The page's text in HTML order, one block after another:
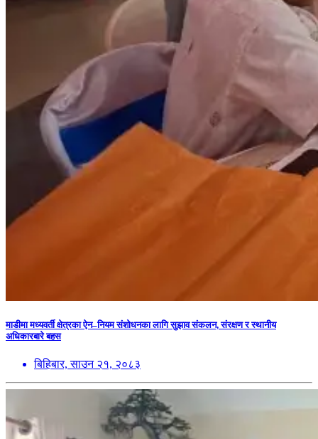
माडीमा मध्यवर्ती क्षेत्रका ऐन–नियम संशोधनका लागि सुझाव संकलन, संरक्षण र स्थानीय
अधिकारबारे बहस
बिहिबार, साउन २१, २०८३